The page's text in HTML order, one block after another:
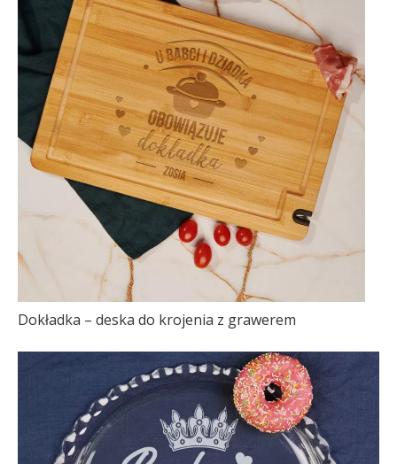
Dokładka – deska do krojenia z grawerem